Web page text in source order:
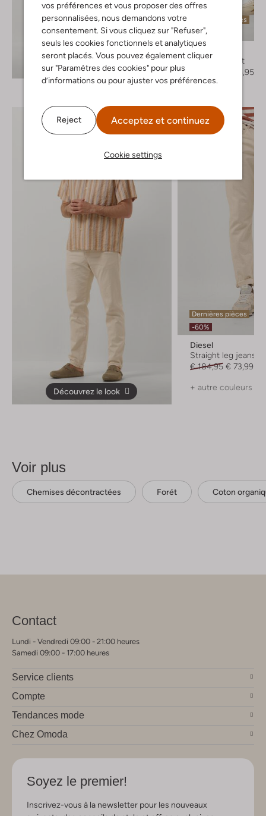
vos préférences et vous proposer des offres
personnalisées, nous demandons votre
consentement. Si vous cliquez sur "Refuser",
seuls les cookies fonctionnels et analytiques
seront placés. Vous pouvez également cliquer
sur "Paramètres des cookies" pour plus
d’informations ou pour ajuster vos préférences.
Reject Acceptez et continuez
Cookie settings
Découvrez le look
Dernières pièces
-50%
Forét
Pantalon court
€ 54,95
Découvrez le look
Dernières pièces
-60%
Diesel
Straight leg jeans
€ 184,95 € 73,99
+ autre couleurs
Voir plus
Chemises décontractées Forét Coton
Contact
Lundi - Vendredi 09:00 - 21:00 heures
Samedi 09:00 - 17:00 heures
Service clients
Compte
Tendances mode
Chez Omoda
Soyez le premier!
Inscrivez-vous à la newsletter pour les nouveaux